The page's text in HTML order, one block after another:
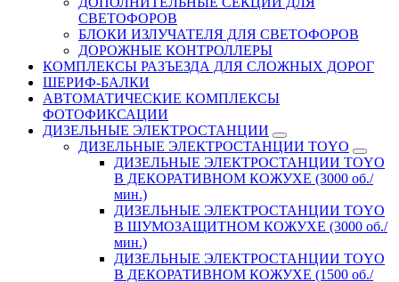
СВЕТОФОРОВ
БЛОКИ ИЗЛУЧАТЕЛЯ ДЛЯ СВЕТОФОРОВ
ДОРОЖНЫЕ КОНТРОЛЛЕРЫ
КОМПЛЕКСЫ РАЗЪЕЗДА ДЛЯ СЛОЖНЫХ ДОРОГ
ШЕРИФ-БАЛКИ
АВТОМАТИЧЕСКИЕ КОМПЛЕКСЫ
ФОТОФИКСАЦИИ
ДИЗЕЛЬНЫЕ ЭЛЕКТРОСТАНЦИИ
ДИЗЕЛЬНЫЕ ЭЛЕКТРОСТАНЦИИ TOYO
ДИЗЕЛЬНЫЕ ЭЛЕКТРОСТАНЦИИ TOYO
В ДЕКОРАТИВНОМ КОЖУХЕ (3000 об./
мин.)
ДИЗЕЛЬНЫЕ ЭЛЕКТРОСТАНЦИИ TOYO
В ШУМОЗАЩИТНОМ КОЖУХЕ (3000 об./
мин.)
ДИЗЕЛЬНЫЕ ЭЛЕКТРОСТАНЦИИ TOYO
В ДЕКОРАТИВНОМ КОЖУХЕ (1500 об./